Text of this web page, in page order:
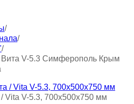
/
/
/
Вита V-5.3 Симферополь Крым
Vita V-5.3, 700х500х750 мм